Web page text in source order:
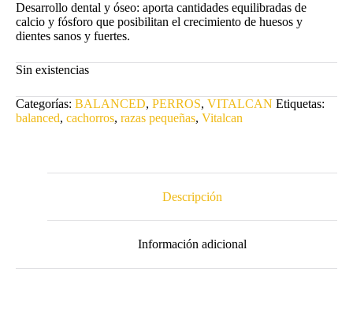
Desarrollo dental y óseo: aporta cantidades equilibradas de
calcio y fósforo que posibilitan el crecimiento de huesos y
dientes sanos y fuertes.
Sin existencias
Categorías: BALANCED, PERROS, VITALCAN Etiquetas:
balanced, cachorros, razas pequeñas, Vitalcan
Descripción
Información adicional